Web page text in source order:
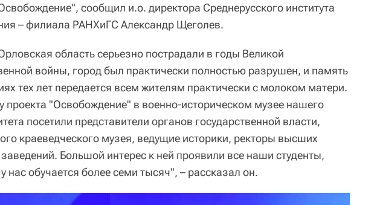
сообщил и.о. директора Среднерусского института
– филиала РАНХиГС Александр Щеголев.
область серьезно пострадали в годы Великой
войны, город был практически полностью разрушен, и память
тех лет передается всем жителям практически с молоком матери.
проекта "Освобождение" в военно-историческом музее нашего
посетили представители органов государственной власти,
краеведческого музея, ведущие историки, ректоры высших
Большой интерес к ней проявили все наши студенты,
нас обучается более семи тысяч", – рассказал он.